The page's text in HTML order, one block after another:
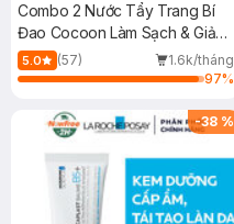
Combo 2 Nước Tẩy Trang Bí
Đao Cocoon Làm Sạch & Giảm
Dầu 500ml
5.0 (57)
1.6k/tháng
97%
-38 %